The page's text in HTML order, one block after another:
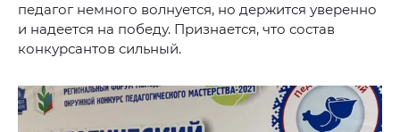
педагог немного волнуется, но держится уверенно
и надеется на победу. Признается, что состав
конкурсантов сильный.